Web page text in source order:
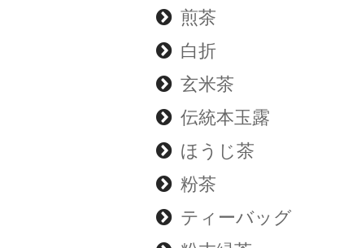
煎茶
白折
玄米茶
伝統本玉露
ほうじ茶
粉茶
ティーバッグ